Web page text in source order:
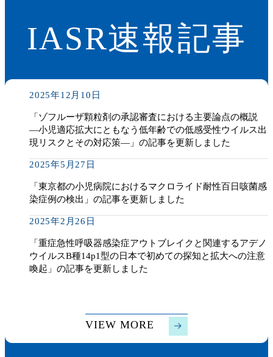
IASR速報記事
2025年12月10日
「ゾフルーザ顆粒剤の承認審査における主要論点の概説
―小児適応拡大にともなう低年齢での低感受性ウイルス出
現リスクとその対応策―」の記事を更新しました
2025年5月27日
「東京都の小児病院におけるマクロライド耐性百日咳菌感
染症例の検出」の記事を更新しました
2025年2月26日
「重症急性呼吸器感染症アウトブレイクと関連するアデノ
ウイルスB種14p1型の日本で初めての探知と拡大への注意
喚起」の記事を更新しました
VIEW MORE